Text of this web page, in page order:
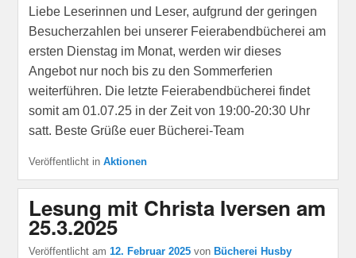
Liebe Leserinnen und Leser, aufgrund der geringen
Besucherzahlen bei unserer Feierabendbücherei am
ersten Dienstag im Monat, werden wir dieses
Angebot nur noch bis zu den Sommerferien
weiterführen. Die letzte Feierabendbücherei findet
somit am 01.07.25 in der Zeit von 19:00-20:30 Uhr
satt. Beste Grüße euer Bücherei-Team
Veröffentlicht in Aktionen
Lesung mit Christa Iversen am
25.3.2025
Veröffentlicht am 12. Februar 2025 von Bücherei Husby